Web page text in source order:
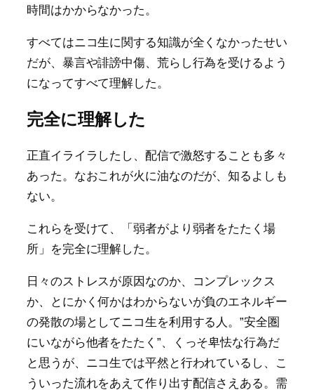
時間はかからなかった。
すべてはニコ生に関する知識が全くなかったせい
だが、暴言や誹謗中傷、荒らし行為を受けるよう
になってすべて理解した。
完全に理解した
正直イライラしたし、配信で激怒することも多々
あった。なおこれが火に油なのだが、知るよしも
ない。
これらを受けて、「弱者がより弱者をたたく場
所」を完全に理解した。
日々のストレスが原因なのか、コンプレックス
か、とにかく何かはわからないが負のエネルギー
の発散の場としてニコ生を利用する人。”安全圏
にいながら他者をたたく”、くっそ卑怯な行為だ
と思うが、ニコ生では平然と行われているし、こ
ういった流れをあえて作り出す配信さえある。需